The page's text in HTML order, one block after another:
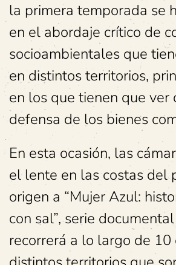
la primera temporada se
en el abordaje crítico de
socioambientales que
en distintos territorios,
en los que tienen que ver
defensa de los bienes
En esta ocasión, las
el lente en las costas del
origen a “Mujer Azul:
con sal”, serie
recorrerá a lo largo de 10